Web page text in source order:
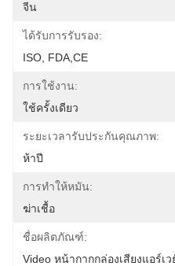
จีน
ได้รับการรับรอง:
ISO, FDA,CE
การใช้งาน:
ใช้ครั้งเดียว
ระยะเวลารับประกันคุณภาพ:
ห้าปี
การทำให้หมัน:
ฆ่าเชื้อ
ชื่อผลิตภัณฑ์:
Video หน้ากากกล่องเสียงแอร์เว